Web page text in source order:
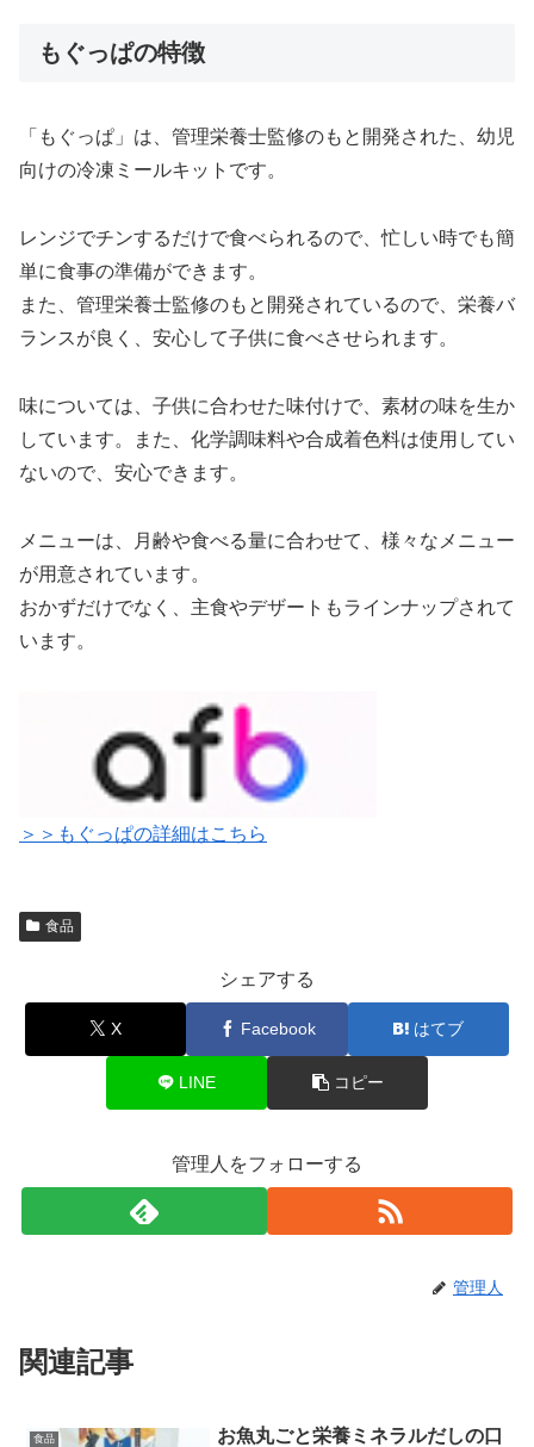
もぐっぱの特徴
「もぐっぱ」は、管理栄養士監修のもと開発された、幼児
向けの冷凍ミールキットです。
レンジでチンするだけで食べられるので、忙しい時でも簡
単に食事の準備ができます。
また、管理栄養士監修のもと開発されているので、栄養バ
ランスが良く、安心して子供に食べさせられます。
味については、子供に合わせた味付けで、素材の味を生か
しています。また、化学調味料や合成着色料は使用してい
ないので、安心できます。
メニューは、月齢や食べる量に合わせて、様々なメニュー
が用意されています。
おかずだけでなく、主食やデザートもラインナップされて
います。
＞＞もぐっぱの詳細はこちら
食品
シェアする
X Facebook はてブ
LINE コピー
管理人をフォローする
管理人
関連記事
食品
お魚丸ごと栄養ミネラルだしの口